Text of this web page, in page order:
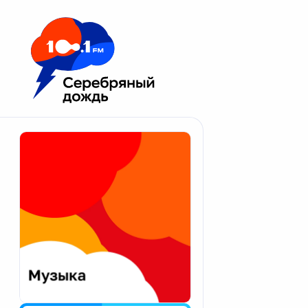
Москва 100.1 FM
Апатиты
Екатеринбург
Калининград
Калуга